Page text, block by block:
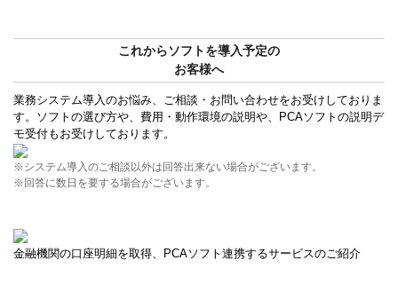
これからソフトを導入予定の
お客様へ
業務システム導入のお悩み、ご相談・お問い合わせをお受けしておりま
す。ソフトの選び方や、費用・動作環境の説明や、PCAソフトの説明デ
モ受付もお受けしております。
※システム導入のご相談以外は回答出来ない場合がございます。
※回答に数日を要する場合がございます。
金融機関の口座明細を取得、PCAソフト連携するサービスのご紹介